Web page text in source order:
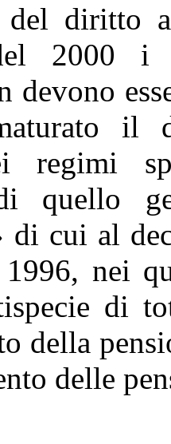
diritto
2000 i
devono
il
regimi
quello
di cui al
nei
di
della
delle